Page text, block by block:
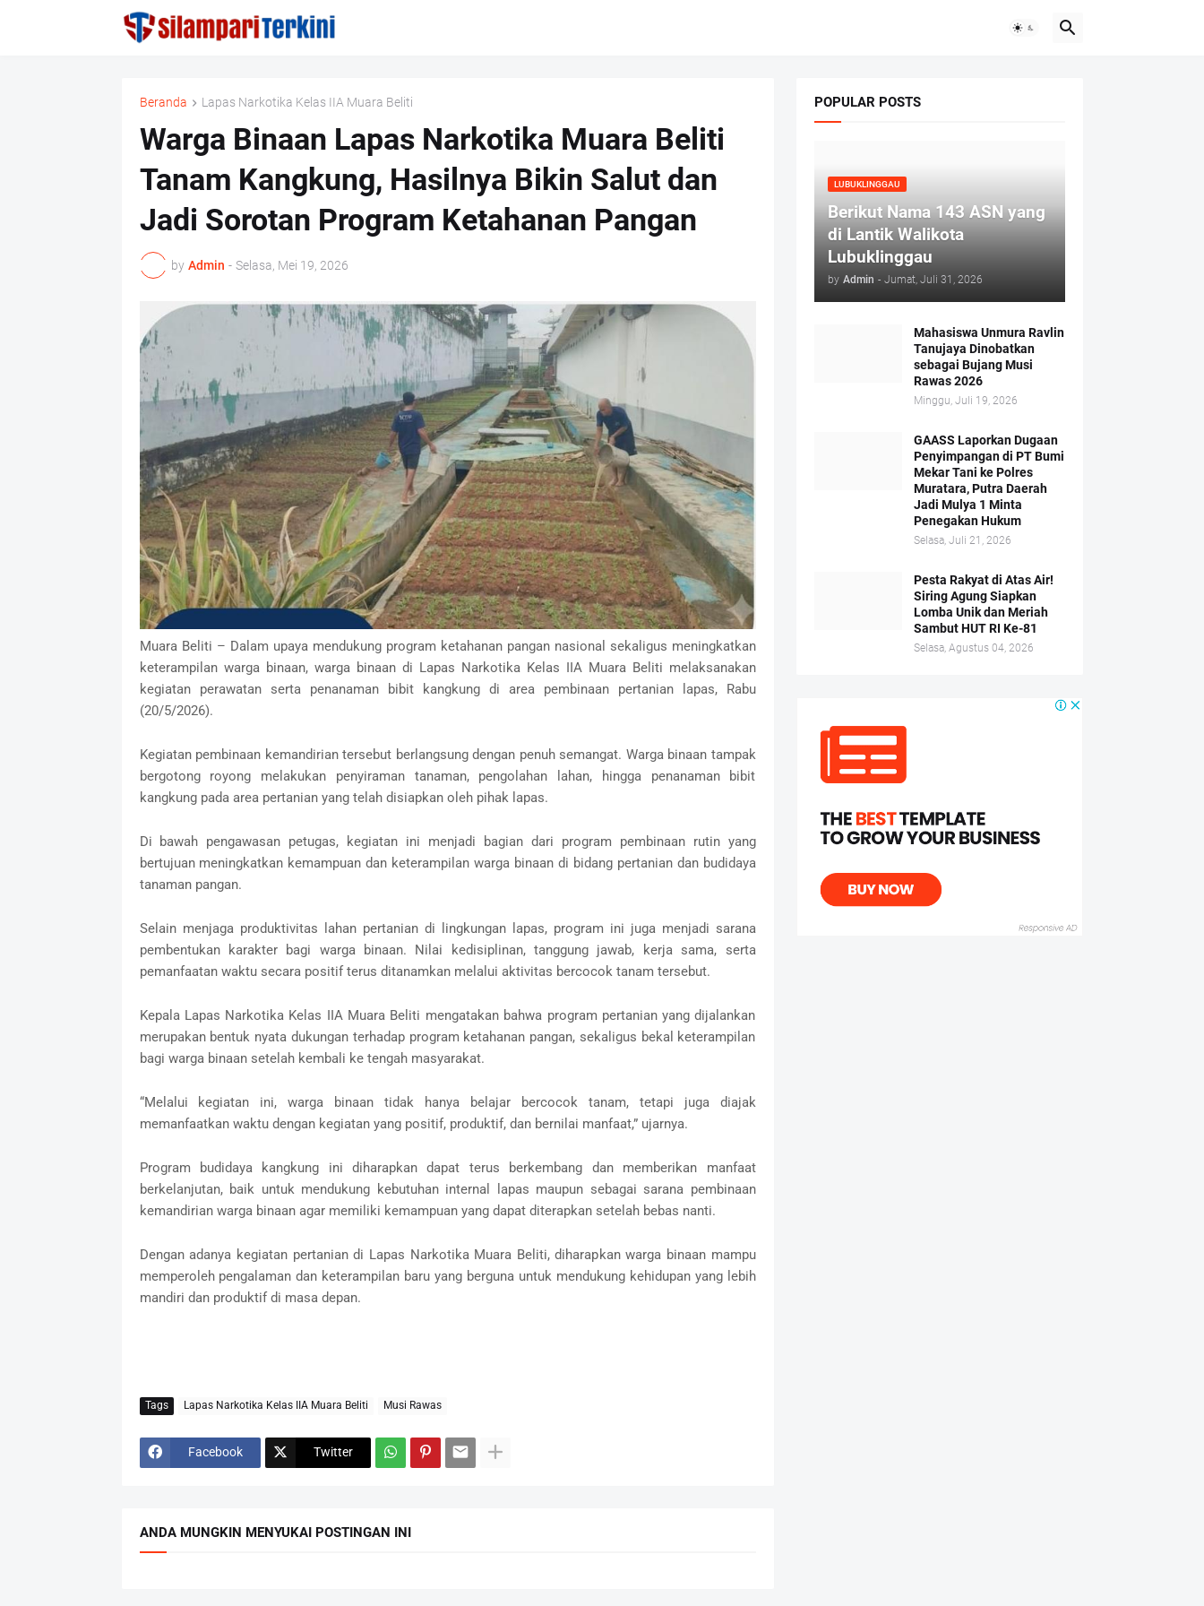
Beranda Lapas Narkotika Kelas IIA Muara Beliti
Warga Binaan Lapas Narkotika Muara Beliti
Tanam Kangkung, Hasilnya Bikin Salut dan
Jadi Sorotan Program Ketahanan Pangan
by Admin - Selasa, Mei 19, 2026
Muara Beliti – Dalam upaya mendukung program ketahanan pangan nasional sekaligus meningkatkan
keterampilan warga binaan, warga binaan di Lapas Narkotika Kelas IIA Muara Beliti melaksanakan
kegiatan perawatan serta penanaman bibit kangkung di area pembinaan pertanian lapas, Rabu
(20/5/2026).
Kegiatan pembinaan kemandirian tersebut berlangsung dengan penuh semangat. Warga binaan tampak
bergotong royong melakukan penyiraman tanaman, pengolahan lahan, hingga penanaman bibit
kangkung pada area pertanian yang telah disiapkan oleh pihak lapas.
Di bawah pengawasan petugas, kegiatan ini menjadi bagian dari program pembinaan rutin yang
bertujuan meningkatkan kemampuan dan keterampilan warga binaan di bidang pertanian dan budidaya
tanaman pangan.
Selain menjaga produktivitas lahan pertanian di lingkungan lapas, program ini juga menjadi sarana
pembentukan karakter bagi warga binaan. Nilai kedisiplinan, tanggung jawab, kerja sama, serta
pemanfaatan waktu secara positif terus ditanamkan melalui aktivitas bercocok tanam tersebut.
Kepala Lapas Narkotika Kelas IIA Muara Beliti mengatakan bahwa program pertanian yang dijalankan
merupakan bentuk nyata dukungan terhadap program ketahanan pangan, sekaligus bekal keterampilan
bagi warga binaan setelah kembali ke tengah masyarakat.
“Melalui kegiatan ini, warga binaan tidak hanya belajar bercocok tanam, tetapi juga diajak
memanfaatkan waktu dengan kegiatan yang positif, produktif, dan bernilai manfaat,” ujarnya.
Program budidaya kangkung ini diharapkan dapat terus berkembang dan memberikan manfaat
berkelanjutan, baik untuk mendukung kebutuhan internal lapas maupun sebagai sarana pembinaan
kemandirian warga binaan agar memiliki kemampuan yang dapat diterapkan setelah bebas nanti.
Dengan adanya kegiatan pertanian di Lapas Narkotika Muara Beliti, diharapkan warga binaan mampu
memperoleh pengalaman dan keterampilan baru yang berguna untuk mendukung kehidupan yang lebih
mandiri dan produktif di masa depan.
Tags Lapas Narkotika Kelas IIA Muara Beliti Musi Rawas
Facebook Twitter
ANDA MUNGKIN MENYUKAI POSTINGAN INI
POPULAR POSTS
LUBUKLINGGAU
Berikut Nama 143 ASN yang
di Lantik Walikota
Lubuklinggau
by Admin - Jumat, Juli 31, 2026
Mahasiswa Unmura Ravlin
Tanujaya Dinobatkan
sebagai Bujang Musi
Rawas 2026
Minggu, Juli 19, 2026
GAASS Laporkan Dugaan
Penyimpangan di PT Bumi
Mekar Tani ke Polres
Muratara, Putra Daerah
Jadi Mulya 1 Minta
Penegakan Hukum
Selasa, Juli 21, 2026
Pesta Rakyat di Atas Air!
Siring Agung Siapkan
Lomba Unik dan Meriah
Sambut HUT RI Ke-81
Selasa, Agustus 04, 2026